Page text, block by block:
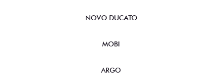
NOVO DUCATO
MOBI
ARGO